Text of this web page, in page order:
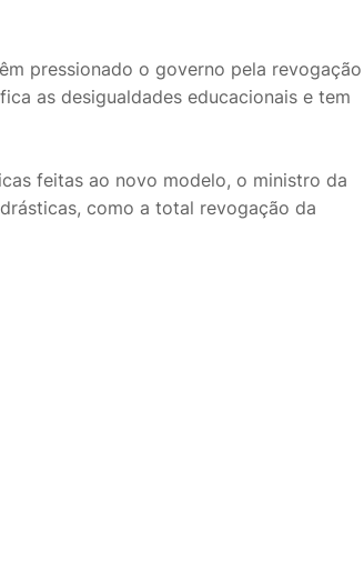
pressionado o governo pela revogação
as desigualdades educacionais e tem
feitas ao novo modelo, o ministro da
como a total revogação da